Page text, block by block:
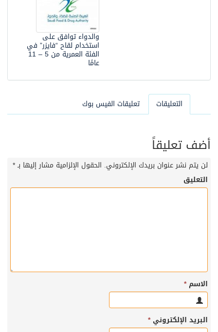
والدواء توافق على
استخدام لقاح “فايزر” في
الفئة العمرية من 5 – 11
عامًا
التعليقات تعليقات الفيس بوك
أضف تعليقاً
لن يتم نشر عنوان بريدك الإلكتروني. الحقول الإلزامية مشار إليها بـ*
التعليق
الاسم*
البريد الإلكتروني*